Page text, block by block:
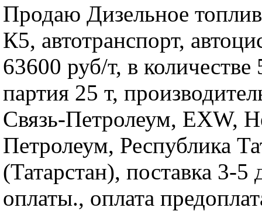
Продаю Дизельное
К5, автотранспорт,
63600 руб/т, в
партия 25 т,
Связь-Петролеум, EXW,
Петролеум, Республика
(Татарстан), поставка 3-5
оплаты., оплата